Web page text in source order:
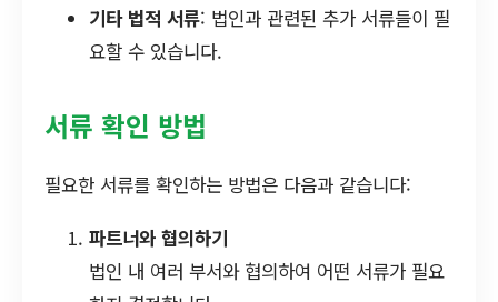
기타 법적 서류: 법인과 관련된 추가 서류들이 필
요할 수 있습니다.
서류 확인 방법
필요한 서류를 확인하는 방법은 다음과 같습니다:
파트너와 협의하기
법인 내 여러 부서와 협의하여 어떤 서류가 필요